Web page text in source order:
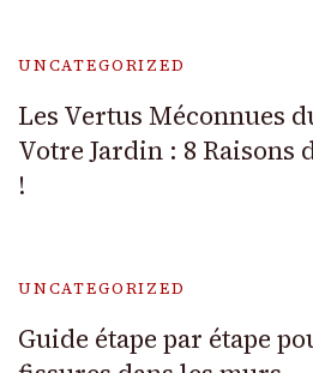
UNCATEGORIZED
Les Vertus Méconnues
Votre Jardin : 8 Raisons
!
UNCATEGORIZED
Guide étape par étape